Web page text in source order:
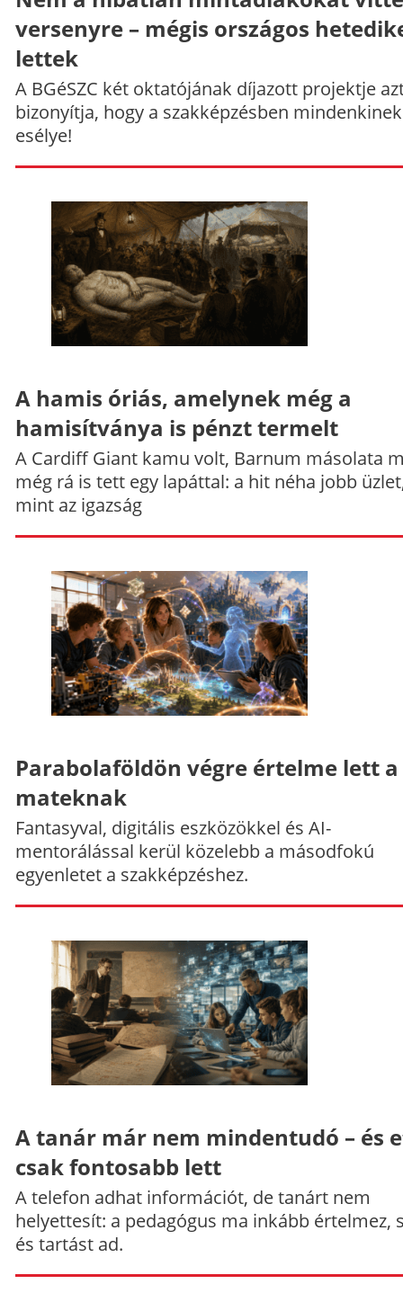
versenyre – mégis országos
lettek
A BGéSZC két oktatójának díjazott projektje
bizonyítja, hogy a szakképzésben
esélye!
A hamis óriás, amelynek még a
hamisítványa is pénzt termelt
A Cardiff Giant kamu volt, Barnum másolata
még rá is tett egy lapáttal: a hit néha jobb
mint az igazság
Parabolaföldön végre értelme lett a
mateknak
Fantasyval, digitális eszközökkel és AI-
mentorálással kerül közelebb a másodfokú
egyenletet a szakképzéshez.
A tanár már nem mindentudó – és
csak fontosabb lett
A telefon adhat információt, de tanárt nem
helyettesít: a pedagógus ma inkább értelmez,
és tartást ad.